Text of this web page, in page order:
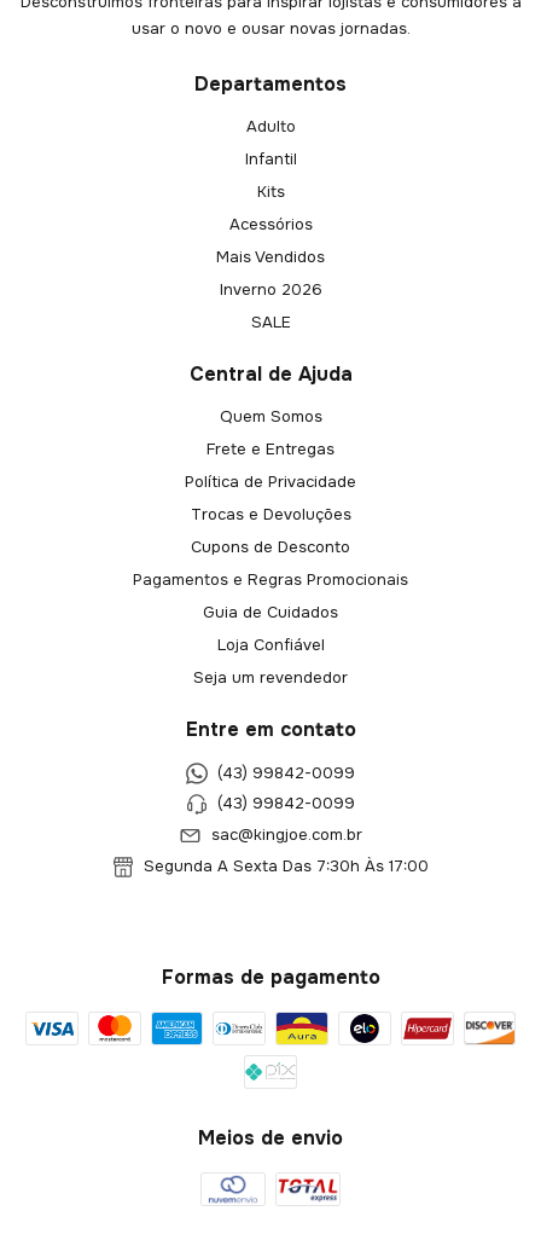
usar o novo e ousar novas jornadas.
Departamentos
Adulto
Infantil
Kits
Acessórios
Mais Vendidos
Inverno 2026
SALE
Central de Ajuda
Quem Somos
Frete e Entregas
Política de Privacidade
Trocas e Devoluções
Cupons de Desconto
Pagamentos e Regras Promocionais
Guia de Cuidados
Loja Confiável
Seja um revendedor
Entre em contato
(43) 99842-0099
(43) 99842-0099
sac@kingjoe.com.br
Segunda A Sexta Das 7:30h Às 17:00
Formas de pagamento
Meios de envio